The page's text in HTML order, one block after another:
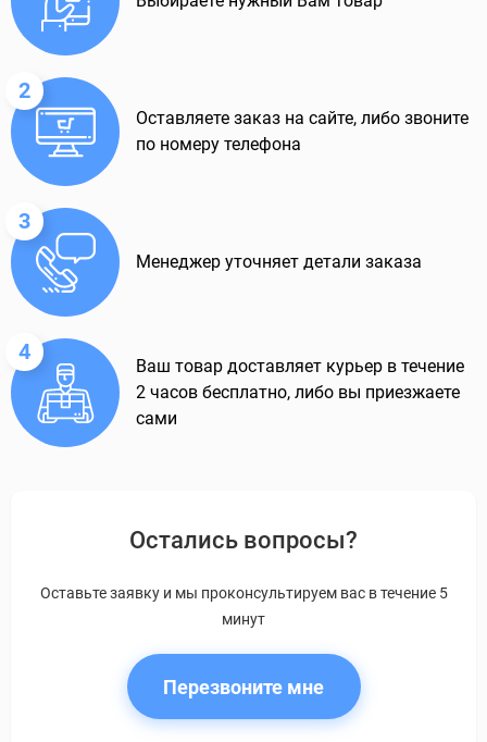
2
Оставляете заказ на сайте, либо звоните
по номеру телефона
3
Менеджер уточняет детали заказа
4
Ваш товар доставляет курьер в течение
2 часов бесплатно, либо вы приезжаете
сами
Остались вопросы?
Оставьте заявку и мы проконсультируем вас в течение 5
минут
Перезвоните мне